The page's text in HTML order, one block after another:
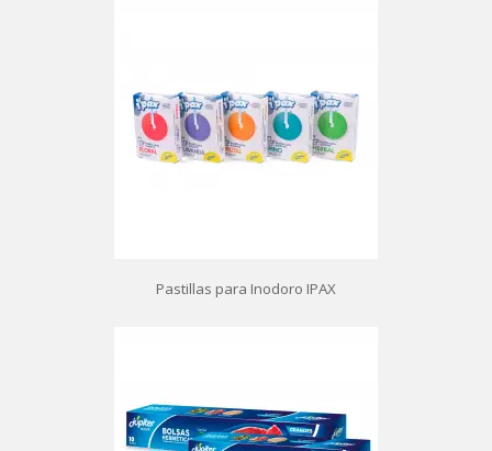
Pastillas para Inodoro IPAX